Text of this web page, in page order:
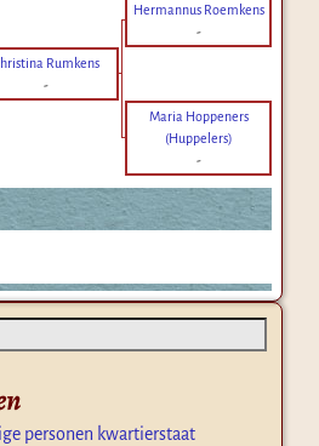
Hermannus Roemkens
-
Rumkens
-
Maria Hoppeners
(Huppelers)
-
personen kwartierstaat